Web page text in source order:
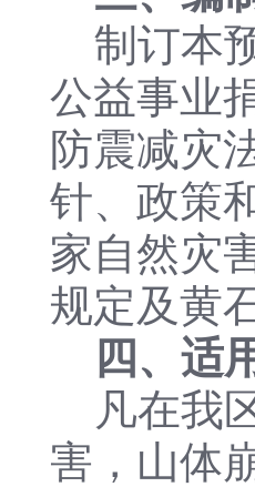
制订本
公益事业
防震减灾
针、政策
家自然灾
规定及黄
四、适
凡在我
害，山体